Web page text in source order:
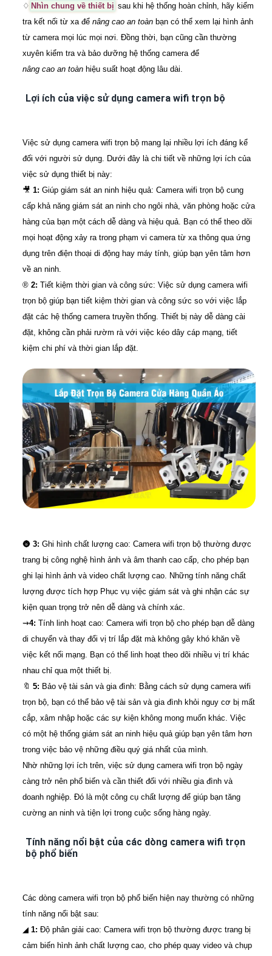
♢ Nhìn chung về thiết bị sau khi hệ thống hoàn chỉnh, hãy kiểm
tra kết nối từ xa để nâng cao an toàn bạn có thể xem lại hình ảnh
từ camera mọi lúc mọi nơi. Đồng thời, bạn cũng cần thường
xuyên kiểm tra và bảo dưỡng hệ thống camera để
nâng cao an toàn hiệu suất hoạt động lâu dài.
Lợi ích của việc sử dụng camera wifi trọn bộ
Việc sử dụng camera wifi trọn bộ mang lại nhiều lợi ích đáng kể
đối với người sử dụng. Dưới đây là chi tiết về những lợi ích của
việc sử dụng thiết bị này:
🎥 1: Giúp giám sát an ninh hiệu quả: Camera wifi trọn bộ cung
cấp khả năng giám sát an ninh cho ngôi nhà, văn phòng hoặc cửa
hàng của bạn một cách dễ dàng và hiệu quả. Bạn có thể theo dõi
mọi hoạt động xảy ra trong phạm vi camera từ xa thông qua ứng
dụng trên điện thoại di động hay máy tính, giúp bạn yên tâm hơn
về an ninh.
®️ 2: Tiết kiệm thời gian và công sức: Việc sử dụng camera wifi
trọn bộ giúp bạn tiết kiệm thời gian và công sức so với việc lắp
đặt các hệ thống camera truyền thống. Thiết bị này dễ dàng cài
đặt, không cần phải rườm rà với việc kéo dây cáp mạng, tiết
kiệm chi phí và thời gian lắp đặt.
🌚 3: Ghi hình chất lượng cao: Camera wifi trọn bộ thường được
trang bị công nghệ hình ảnh và âm thanh cao cấp, cho phép bạn
ghi lại hình ảnh và video chất lượng cao. Những tính năng chất
lượng được tích hợp Phục vụ việc giám sát và ghi nhận các sự
kiện quan trọng trở nên dễ dàng và chính xác.
⇝4: Tính linh hoạt cao: Camera wifi trọn bộ cho phép bạn dễ dàng
di chuyển và thay đổi vị trí lắp đặt mà không gây khó khăn về
việc kết nối mạng. Bạn có thể linh hoạt theo dõi nhiều vị trí khác
nhau chỉ qua một thiết bị.
🔖 5: Bảo vệ tài sản và gia đình: Bằng cách sử dụng camera wifi
trọn bộ, bạn có thể bảo vệ tài sản và gia đình khỏi nguy cơ bị mất
cắp, xâm nhập hoặc các sự kiện không mong muốn khác. Việc
có một hệ thống giám sát an ninh hiệu quả giúp bạn yên tâm hơn
trong việc bảo vệ những điều quý giá nhất của mình.
Nhờ những lợi ích trên, việc sử dụng camera wifi trọn bộ ngày
càng trở nên phổ biến và cần thiết đối với nhiều gia đình và
doanh nghiệp. Đó là một công cụ chất lượng để giúp bạn tăng
cường an ninh và tiện lợi trong cuộc sống hàng ngày.
Tính năng nổi bật của các dòng camera wifi trọn
bộ phổ biến
Các dòng camera wifi trọn bộ phổ biến hiện nay thường có những
tính năng nổi bật sau:
◢ 1: Độ phân giải cao: Camera wifi trọn bộ thường được trang bị
cảm biến hình ảnh chất lượng cao, cho phép quay video và chụp